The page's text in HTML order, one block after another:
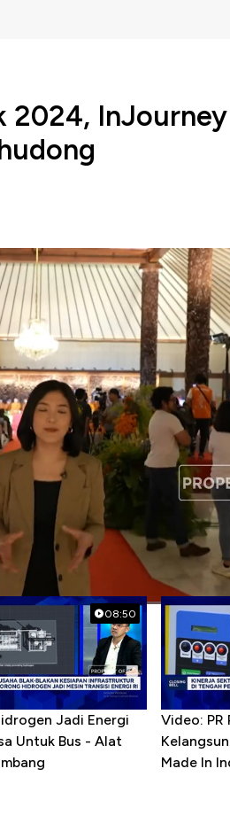
2024,
dan masyarakat melakukan
Indah (TMII) Jakarta,
Closing Bell CNBC Indonesia,
08:50
Jadi Energi
Untuk Bus - Alat
Video: PR
Made In